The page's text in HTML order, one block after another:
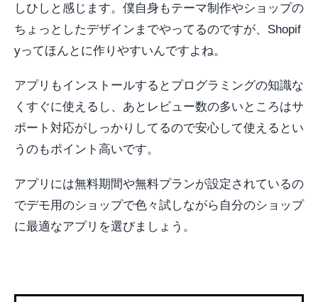
しひしと感じます。僕自身もテーマ制作やショップの
ちょっとしたデザインまでやってるのですが、Shopif
yってほんとに作りやすいんですよね。
アプリもインストールするとプログラミングの知識な
くすぐに使えるし、あとレビュー数の多いところはサ
ポート対応がしっかりしてるので安心して使えるとい
うのもポイント高いです。
アプリには無料期間や無料プランが設定されているの
でデモ用のショップで色々試しながら自分のショップ
に最適なアプリを選びましょう。